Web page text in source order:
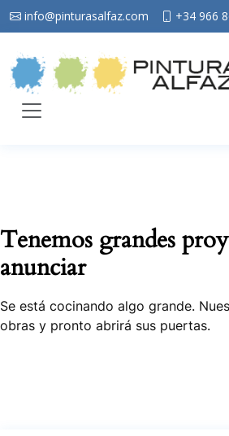
info@pinturasalfaz.com +34 966
Tenemos grandes
anunciar
Se está cocinando algo grande.
obras y pronto abrirá sus puertas.